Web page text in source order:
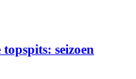
seizoen